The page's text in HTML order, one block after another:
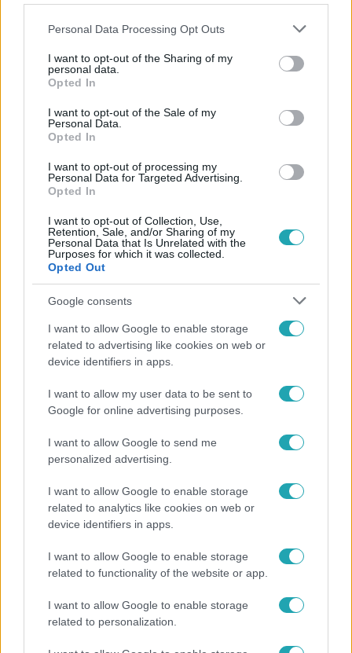
Please note that this website/app uses one or more Google
not limited to your visit or usage behaviour. You may click to
grant or deny consent to Google and its third-party tags to
use your data for below specified purposes in below Google
consent section.
Personal Data Processing Opt Outs
I want to opt-out of the Sharing of my
personal data.
Opted In
I want to opt-out of the Sale of my
Personal Data.
Opted In
I want to opt-out of processing my
Personal Data for Targeted Advertising.
Opted In
I want to opt-out of Collection, Use,
Retention, Sale, and/or Sharing of my
Personal Data that Is Unrelated with the
Purposes for which it was collected.
Opted Out
Google consents
I want to allow Google to enable storage
related to advertising like cookies on web or
device identifiers in apps.
I want to allow my user data to be sent to
Google for online advertising purposes.
I want to allow Google to send me
personalized advertising.
I want to allow Google to enable storage
related to analytics like cookies on web or
device identifiers in apps.
I want to allow Google to enable storage
related to functionality of the website or app.
I want to allow Google to enable storage
related to personalization.
#ELUTASÍTÁS
Népszerű
Lakossági felhívás – Megvan, kik a Most Wanted
celebbűnözői, újra indul az országos Hajsza!